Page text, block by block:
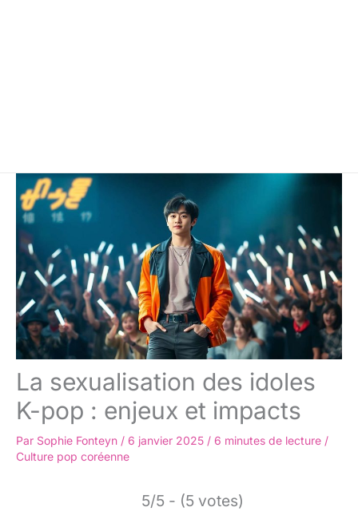
La sexualisation des idoles
K-pop : enjeux et impacts
Par Sophie Fonteyn / 6 janvier 2025 / 6 minutes de lecture /
Culture pop coréenne
5/5 - (5 votes)